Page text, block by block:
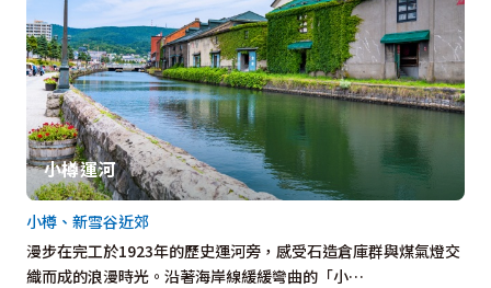
語言
小樽運河
漫步在完工於1923年的歷史運河旁，感受石造倉庫群與煤氣燈交
織而成的浪漫時光。沿著海岸線緩緩彎曲的「小…
小樽、新雪谷近郊